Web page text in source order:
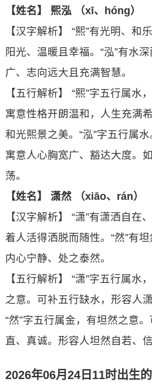
【姓名】 熙泓 （xī、hóng）
【汉字解析】 “熙”有光明、和
阳光、温暖且幸福。“泓”有水
广、志向远大且充满智慧。
【五行解析】 “熙”字五行属水
寓意性格开朗温和，人生充满
和光熙景之美。“泓”字五行属
寓意人心胸宽广、豁达大度。
荡。
【姓名】 潇然 （xiāo、rán）
【汉字解析】 “潇”有潇洒自在
着人活得洒脱而随性。“然”有
内心宁静、处之泰然。
【五行解析】 “潇”字五行属水
之意。可补五行缺水，形容人
“然”字五行属金，有坦然之意
直、真诚。形容人坦然自若、信
2026年06月24日11时出生